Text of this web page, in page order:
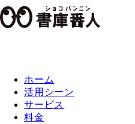
ホーム
活用シーン
サービス
料金